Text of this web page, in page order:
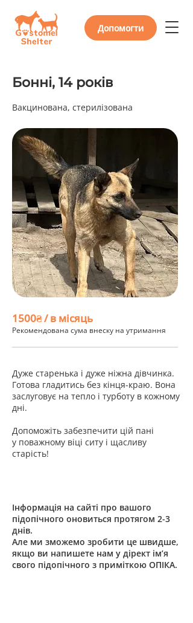
Допомогти
Бонні, 14 років
Вакцинована, стерилізована
1500₴ / в місяць
Рекомендована сума внеску на утримання
Дуже старенька і дуже ніжна дівчинка.
Готова гладитись без кінця-краю. Вона
заслуговує на тепло і турботу в кожному
дні.
Допоможіть забезпечити цій пані
у поважному віці ситу і щасливу
старість!
Інформація на сайті про вашого
підопічного оновиться протягом 2-3
днів.
Але ми зможемо зробити це швидше,
якщо ви напишете нам у дірект ім’я
свого підопічного з приміткою ОПІКА.